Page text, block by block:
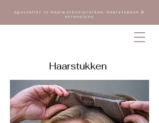
specialist in haarwerken/pruiken, haarstukken &
extensions
Haarstukken